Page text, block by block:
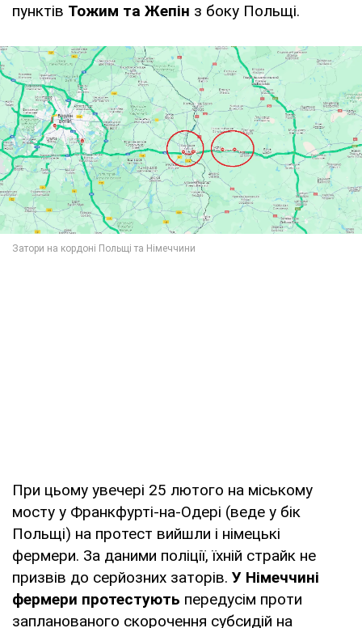
пунктів Тожим та Жепін з боку Польщі.
При цьому увечері 25 лютого на міському
мосту у Франкфурті-на-Одері (веде у бік
Польщі) на протест вийшли і німецькі
фермери. За даними поліції, їхній страйк не
призвів до серйозних заторів. У Німеччині
фермери протестують передусім проти
запланованого скорочення субсидій на